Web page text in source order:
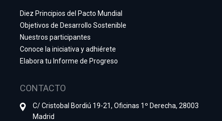
Diez Principios del Pacto Mundial
Objetivos de Desarrollo Sostenible
Nuestros participantes
Conoce la iniciativa y adhiérete
Elabora tu Informe de Progreso
CONTACTO
C/ Cristobal Bordiú 19-21, Oficinas 1º Derecha, 28003
Madrid